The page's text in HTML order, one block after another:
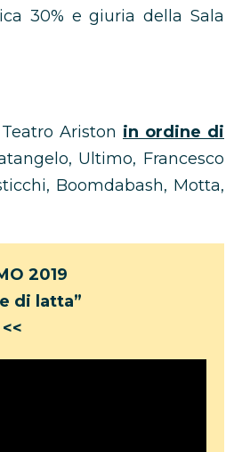
30% e giuria della Sala
Ariston in ordine di
Ultimo, Francesco
Boomdabash, Motta,
2019
di latta”
<<